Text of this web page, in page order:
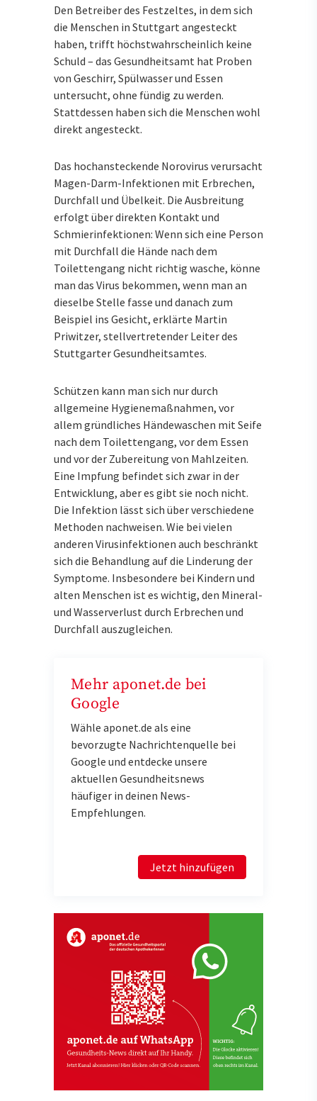
Den Betreiber des Festzeltes, in dem sich
die Menschen in Stuttgart angesteckt
haben, trifft höchstwahrscheinlich keine
Schuld – das Gesundheitsamt hat Proben
von Geschirr, Spülwasser und Essen
untersucht, ohne fündig zu werden.
Stattdessen haben sich die Menschen wohl
direkt angesteckt.
Das hochansteckende Norovirus verursacht
Magen-Darm-Infektionen mit Erbrechen,
Durchfall und Übelkeit. Die Ausbreitung
erfolgt über direkten Kontakt und
Schmierinfektionen: Wenn sich eine Person
mit Durchfall die Hände nach dem
Toilettengang nicht richtig wasche, könne
man das Virus bekommen, wenn man an
dieselbe Stelle fasse und danach zum
Beispiel ins Gesicht, erklärte Martin
Priwitzer, stellvertretender Leiter des
Stuttgarter Gesundheitsamtes.
Schützen kann man sich nur durch
allgemeine Hygienemaßnahmen, vor
allem gründliches Händewaschen mit Seife
nach dem Toilettengang, vor dem Essen
und vor der Zubereitung von Mahlzeiten.
Eine Impfung befindet sich zwar in der
Entwicklung, aber es gibt sie noch nicht.
Die Infektion lässt sich über verschiedene
Methoden nachweisen. Wie bei vielen
anderen Virusinfektionen auch beschränkt
sich die Behandlung auf die Linderung der
Symptome. Insbesondere bei Kindern und
alten Menschen ist es wichtig, den Mineral-
und Wasserverlust durch Erbrechen und
Durchfall auszugleichen.
Mehr aponet.de bei
Google
Wähle aponet.de als eine
bevorzugte Nachrichtenquelle bei
Google und entdecke unsere
aktuellen Gesundheitsnews
häufiger in deinen News-
Empfehlungen.
Jetzt hinzufügen